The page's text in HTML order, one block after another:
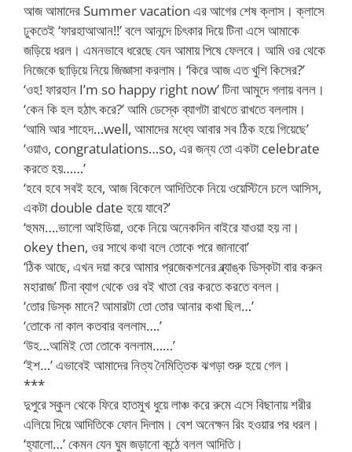
আজ আমাদের Summer vacation এর আগের শেষ ক্লাস। ক্লাসে
ঢুকতেই ‘ফারহাআআন!!’ বলে আনন্দে চিৎকার দিয়ে টিনা এসে আমাকে
জড়িয়ে ধরল। এমনভাবে ধরেছে যেন আমায় পিষে ফেলবে। আমি ওর থেকে
নিজেকে ছাড়িয়ে নিয়ে জিজ্ঞাসা করলাম। ‘কিরে আজ এত খুশি কিসের?’
‘ওহ! ফারহান I’m so happy right now’ টিনা আমুদে গলায় বলল।
‘কেন কি হল হঠাৎ করে?’ আমি ডেস্কে ব্যাগটা রাখতে রাখতে বললাম।
‘আমি আর শাহেদ…well, আমাদের মধ্যে আবার সব ঠিক হয়ে গিয়েছে’
‘ওয়াও, congratulations…so, এর জন্য তো একটা celebrate
করতে হয়……’
‘হবে হবে সবই হবে, আজ বিকেলে আদিতিকে নিয়ে ওয়েস্টিনে চলে আসিস,
একটা double date হয়ে যাবে?’
‘হুমম….ভালো আইডিয়া, ওকে নিয়ে অনেকদিন বাইরে যাওয়া হয় না।
okey then, ওর সাথে কথা বলে তোকে পরে জানাবো’
‘ঠিক আছে, এখন দয়া করে আমার প্রজেকশনের ব্ল্যাঙ্ক ডিস্কটা বার করুন
মহারাজ’ টিনা ব্যাগ থেকে ওর বই খাতা বের করতে করতে বলল।
‘তোর ডিস্ক মানে? আমারটা তো তোর আনার কথা ছিল…’
‘তোকে না কাল কতবার বললাম….’
‘উহ…আমিই তো তোকে বললাম……’
‘ইশ…’ এভাবেই আমাদের নিত্য নৈমিত্তিক ঝগড়া শুরু হয়ে গেল।
***
দুপুরে স্কুল থেকে ফিরে হাতমুখ ধুয়ে লাঞ্চ করে রুমে এসে বিছানায় শরীর
এলিয়ে দিয়ে আদিতিকে ফোন দিলাম। বেশ অনেক্ষন রিং হওয়ার পর ধরল।
‘হ্যালো…’ কেমন যেন ঘুম জড়ানো কন্ঠে বলল আদিতি।